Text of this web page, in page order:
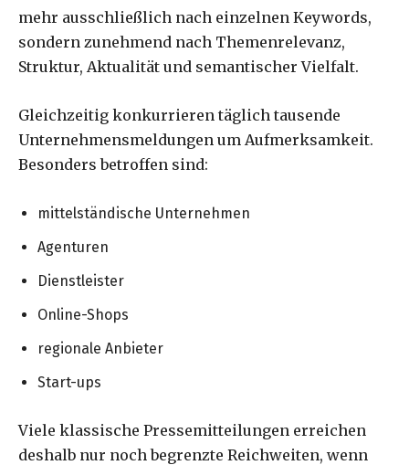
mehr ausschließlich nach einzelnen Keywords,
sondern zunehmend nach Themenrelevanz,
Struktur, Aktualität und semantischer Vielfalt.
Gleichzeitig konkurrieren täglich tausende
Unternehmensmeldungen um Aufmerksamkeit.
Besonders betroffen sind:
mittelständische Unternehmen
Agenturen
Dienstleister
Online-Shops
regionale Anbieter
Start-ups
Viele klassische Pressemitteilungen erreichen
deshalb nur noch begrenzte Reichweiten, wenn